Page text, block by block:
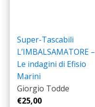
Super-Tascabili
L’IMBALSAMATORE –
Le indagini di Efisio
Marini
Giorgio Todde
€25,00